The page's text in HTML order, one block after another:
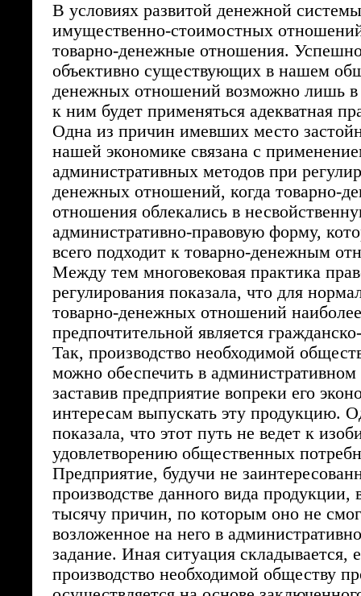
В условиях развитой денежной
имущественно-стоимостных
товарно-денежные отношения.
объективно существующих в нашем
денежных отношений возможно лишь в
к ним будет применяться адекватная
Одна из причин имевших место
нашей экономике связана с
административных методов при
денежных отношений, когда товарно-
отношения облекались в
административно-правовую форму,
всего подходит к товарно-денежным
Между тем многовековая практика
регулирования показала, что для
товарно-денежных отношений наиболее
предпочтительной является
Так, производство необходимой
можно обеспечить в административном
заставив предприятие вопреки его
интересам выпускать эту продукцию.
показала, что этот путь не ведет к
удовлетворению общественных
Предприятие, будучи не
производстве данного вида продукции,
тысячу причин, по которым оно не
возложенное на него в
задание. Иная ситуация складывается,
производство необходимой обществу